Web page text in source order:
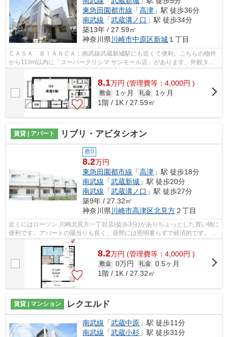
東急田園都市線 「高津 」駅 徒歩36分
南武線 「武蔵溝ノ口 」駅 徒歩34分
築13年 / 27.59㎡
神奈川県川崎市中原区新城１丁目
ＣＡＳＡ ＢＩＡＮＣＡ：南武線武蔵新城駅にも近くて便利。こちらの物件
から113m以内に「スーパークリシマ サンモール店」があります。外観タイ
ル張りなので、強度や耐久性に優れます...
8.1万円 (管理費等：4,000円 )
敷金 1ヶ月 礼金
1ヶ月
1階 / 1K / 27.59㎡
賃貸 | アパート リブリ・アビタシオン
敷0
8.2万円
東急田園都市線 「高津 」駅 徒歩18分
南武線 「武蔵新城 」駅 徒歩20分
南武線 「武蔵溝ノ口 」駅 徒歩27分
築9年 / 27.32㎡
神奈川県 川崎市高津区北見方２丁目
近くにはローソン 川崎北見方一丁目店(徒歩3分)がありちょっとした買い物に
便利です。アパートの陽当りも良く、昼間には照明要らずで経済的です。こ
ちらは初期費用をカードでお支払い...
8.2万円 (管理費等：4,000円 )
敷金 0万円 礼金 0.5ヶ月
1階 / 1K / 27.32㎡
賃貸 | マンション レクエルド
南武線 「武蔵中原 」駅 徒歩11分
南武線 「武蔵小杉 」駅 徒歩31分